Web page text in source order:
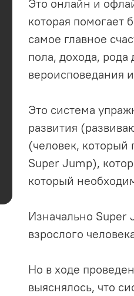
Это онлайн и
которая
самое главное
пола, дохода, рода
вероисповедания
Это система
развития
(человек, который
Super Jump),
который
Изначально Super
взрослого
Но в ходе
выяснялось, что